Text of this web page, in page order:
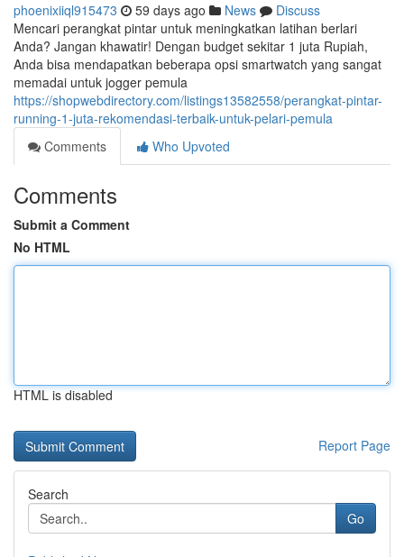
phoenixiiql915473 59 days ago News
Discuss
Mencari perangkat pintar untuk meningkatkan latihan berlari
Anda? Jangan khawatir! Dengan budget sekitar 1 juta Rupiah,
Anda bisa mendapatkan beberapa opsi smartwatch yang sangat
memadai untuk jogger pemula
https://shopwebdirectory.com/listings13582558/perangkat-pintar-
running-1-juta-rekomendasi-terbaik-untuk-pelari-pemula
Comments
Who Upvoted
Comments
Submit a Comment
No HTML
HTML is disabled
Report Page
Search
Go